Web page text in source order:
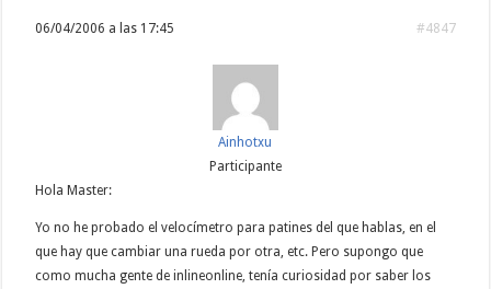
06/04/2006 a las 17:45 #4847
Ainhotxu
Participante
Hola Master:
Yo no he probado el velocímetro para patines del que hablas, en el
que hay que cambiar una rueda por otra, etc. Pero supongo que
como mucha gente de inlineonline, tenía curiosidad por saber los